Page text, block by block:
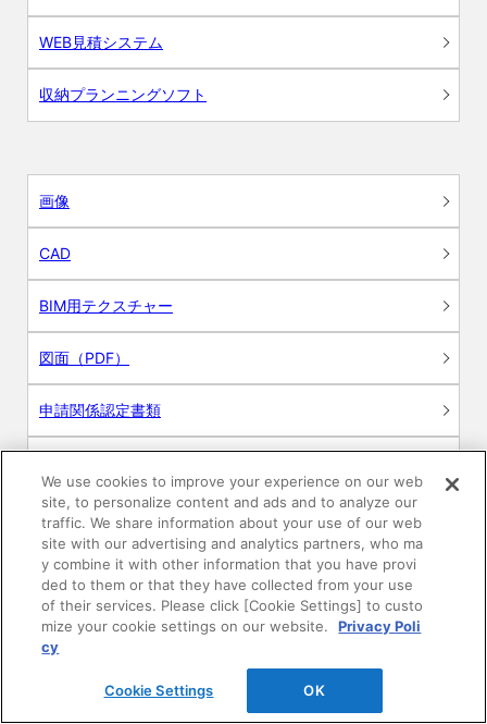
WEB見積システム
収納プランニングソフト
画像
CAD
BIM用テクスチャー
図面（PDF）
申請関係認定書類
動画
シミュレーションツール
24時間換気システム〈エアスマート〉
簡易設計見積ソフト
R&Dセンター環境測定・分析サービス
We use cookies to improve your experience on our web
site, to personalize content and ads and to analyze our
traffic. We share information about your use of our web
site with our advertising and analytics partners, who ma
y combine it with other information that you have provi
ded to them or that they have collected from your use
of their services. Please click [Cookie Settings] to custo
mize your cookie settings on our website.
Privacy Poli
cy
Cookie Settings OK